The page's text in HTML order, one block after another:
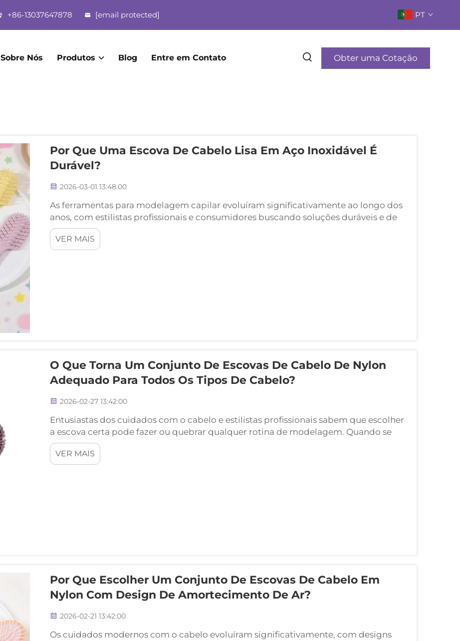
+86-13037647878 [email protected] PT
Sobre Nós Produtos Blog Entre em Contato Obter uma Cotação
Por Que Uma Escova De Cabelo Lisa Em Aço Inoxidável É
Durável?
2026-03-01 13:48:00
As ferramentas para modelagem capilar evoluíram significativamente ao longo dos
anos, com estilistas profissionais e consumidores buscando soluções duráveis e de
longa duração para suas necessidades diárias de cuidados pessoais. Entre os
diversos materiais utilizados na fabricação de escovas para cabelo, o aço inoxidável
se destaca por sua resistência à corrosão, alta resistência mecânica e facilidade de
VER MAIS
O Que Torna Um Conjunto De Escovas De Cabelo De Nylon
Adequado Para Todos Os Tipos De Cabelo?
2026-02-27 13:42:00
Entusiastas dos cuidados com o cabelo e estilistas profissionais sabem que escolher
a escova certa pode fazer ou quebrar qualquer rotina de modelagem. Quando se
trata de versatilidade e eficácia em diferentes tipos de cabelo, o Conjunto de Escovas
de Cabelo de Nylon com Almofada de Ar tem...
VER MAIS
Por Que Escolher Um Conjunto De Escovas De Cabelo Em
Nylon Com Design De Amortecimento De Ar?
2026-02-21 13:42:00
Os cuidados modernos com o cabelo evoluíram significativamente, com designs